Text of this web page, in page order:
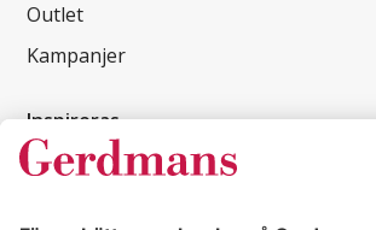
Outlet
Kampanjer
Inspireras
Kundcase